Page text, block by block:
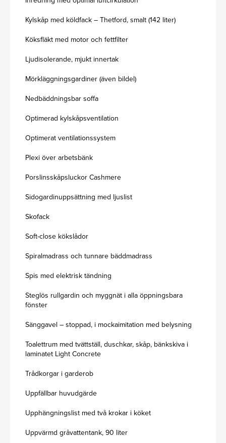
Kylskåp med köldfack – Thetford, smalt (142 liter)
Köksfläkt med motor och fettfilter
Ljudisolerande, mjukt innertak
Mörkläggningsgardiner (även bildel)
Nedbäddningsbar soffa
Optimerad kylskåpsventilation
Optimerat ventilationssystem
Plexi över arbetsbänk
Porslinsskåpsluckor Cashmere
Sidogardinuppsättning med ljuslist
Skofack
Soft-close kökslådor
Spiralmadrass och tunnare bäddmadrass
Spis med elektrisk tändning
Steglös rullgardin och myggnät i alla öppningsbara
fönster
Sänggavel – stoppad, i mockaimitation med belysning
Toalettrum med tvättställ, duschkar, skåp, bänkskiva i
laminatet Light Concrete
Trådkorgar i garderob
Uppfällbar huvudgärde
Upphängningslist med två krokar i köket
Uppvärmd gråvattentank, 90 liter